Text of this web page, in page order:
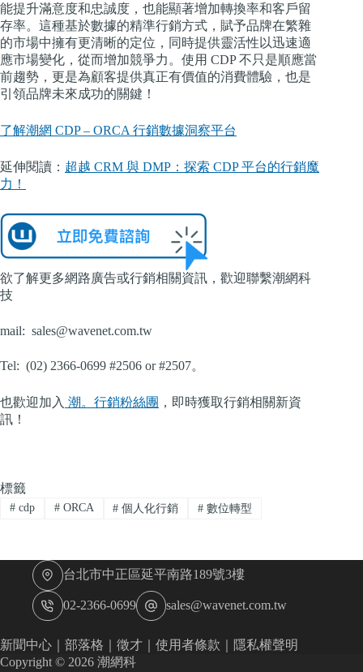
能提升滿意度和忠誠度，也能顯著增加轉換率和客戶留
存率。這種基於數據的精準行銷方式，賦予品牌在繁雜
的市場中擁有更清晰的定位，同時提供靈活性以迅速適
應市場變化，從而增加競爭力。使用 CDP 不只是順應當
前趨勢，更是為顧客提供真正有價值的消費體驗，也是
引領品牌未來成功的關鍵！
了解潮網 CDP – ORCA 行銷數據洞察平台
延伸閱讀： 超越 CRM 與 DMP：探索 CDP 平台的行銷魔
力！
欲了解更多網路廣告或行銷相關資訊，歡迎聯繫潮網科
技
mail: sales@wavenet.com.tw
Tel: (02) 2366-0699 #2506 or #2507。
也歡迎加入 潮。行銷粉絲團 ，即時獲取行銷相關新資
訊！
標籤
#cdp #ORCA # 個人化行銷 # 數位轉型
台北市中正區延平南路189號3樓
02-2366-0699 sales@wavenet.com.tw
新聞中心 部落格 徵才 使用者條款
隱私權聲明
Copyright © 2026 潮網科